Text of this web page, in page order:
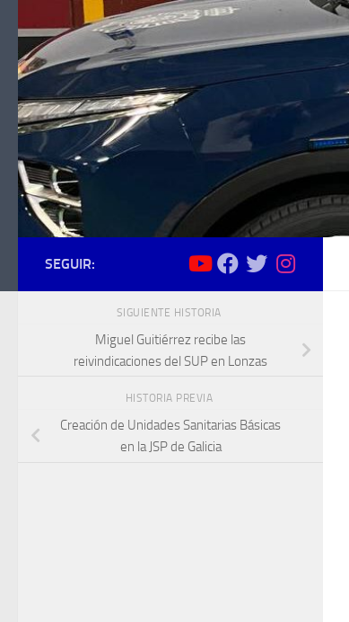
Saltar al contenido
SEGUIR:
SIGUIENTE HISTORIA
Miguel Guitiérrez recibe las
reivindicaciones del SUP en Lonzas
HISTORIA PREVIA
Creación de Unidades Sanitarias Básicas
en la JSP de Galicia